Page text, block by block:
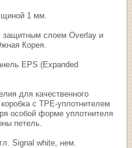
1 мм.
защитным слоем Overlay и
Корея.
EPS (Expanded
для качественного
с TPE-уплотнителем
особой форме уплотнителя
петель.
Signal white, нем.